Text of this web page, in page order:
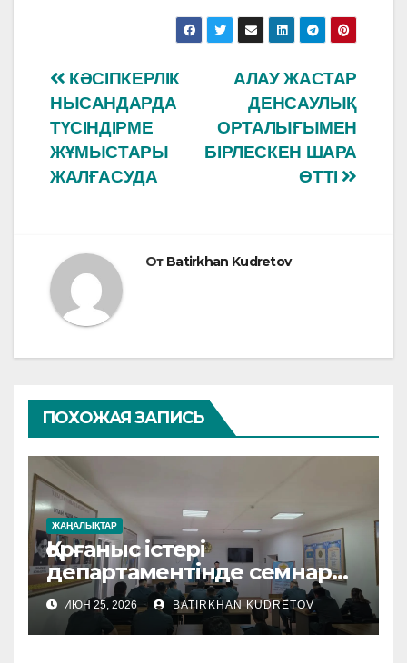
e
b
o
o
k
at
s
A
p
Навигация
по
записям
АЛАУ ЖАСТАР
ДЕНСАУЛЫҚ
ОРТАЛЫҒЫМЕН
БІРЛЕСКЕН ШАРА
ӨТТІ
КӘСІПКЕРЛІК
НЫСАНДАРДА
ТҮСІНДІРМЕ
ЖҰМЫСТАРЫ
ЖАЛҒАСУДА
От Batirkhan Kudretov
ПОХОЖАЯ ЗАПИСЬ
ЖАҢАЛЫҚТАР
Қорғаныс істері
департаментінде семнар
өтті
ИЮН 25, 2026 BATIRKHAN KUDRETOV